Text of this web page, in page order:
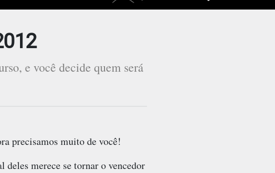
e você decide quem será
precisamos muito de você!
deles merece se tornar o vencedor